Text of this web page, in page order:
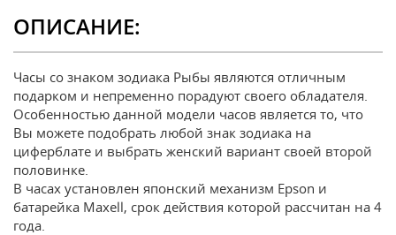
ОПИСАНИЕ:
Часы со знаком зодиака Рыбы являются отличным
подарком и непременно порадуют своего обладателя.
Особенностью данной модели часов является то, что
Вы можете подобрать любой знак зодиака на
циферблате и выбрать женский вариант своей второй
половинке.
В часах установлен японский механизм Epson и
батарейка Maxell, срок действия которой рассчитан на 4
года.